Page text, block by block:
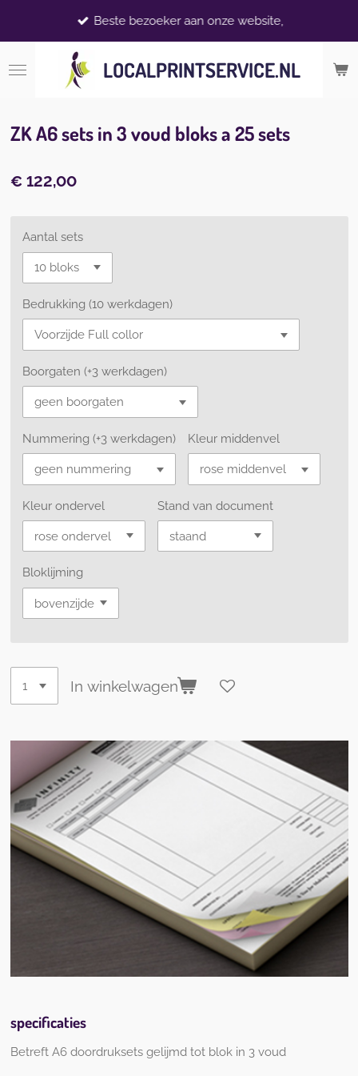
de
hoofdinhoud
LOCALPRINTSERVICE.NL
Beste bezoeker aan onze website,
ZK A6 sets in 3 voud bloks a 25 sets
€ 122,00
Aantal sets
Bedrukking (10 werkdagen)
Boorgaten (+3 werkdagen)
Nummering (+3 werkdagen) Kleur middenvel
Kleur ondervel Stand van document
Bloklijming
In winkelwagen
specificaties
Betreft A6 doordruksets gelijmd tot blok in 3 voud